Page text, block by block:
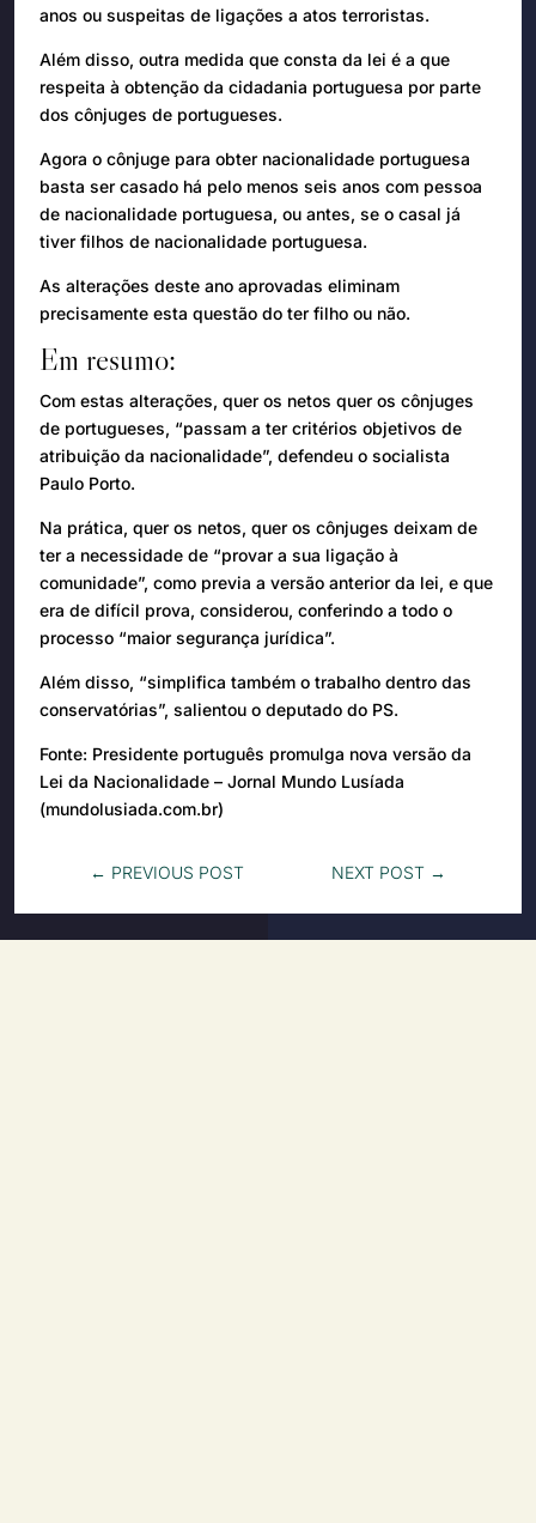
anos ou suspeitas de ligações a atos terroristas.
Além disso, outra medida que consta da lei é a que
respeita à obtenção da cidadania portuguesa por parte
dos cônjuges de portugueses.
Agora o cônjuge para obter nacionalidade portuguesa
basta ser casado há pelo menos seis anos com pessoa
de nacionalidade portuguesa, ou antes, se o casal já
tiver filhos de nacionalidade portuguesa.
As alterações deste ano aprovadas eliminam
precisamente esta questão do ter filho ou não.
Em resumo:
Com estas alterações, quer os netos quer os cônjuges
de portugueses, “passam a ter critérios objetivos de
atribuição da nacionalidade”, defendeu o socialista
Paulo Porto.
Na prática, quer os netos, quer os cônjuges deixam de
ter a necessidade de “provar a sua ligação à
comunidade”, como previa a versão anterior da lei, e que
era de difícil prova, considerou, conferindo a todo o
processo “maior segurança jurídica”.
Além disso, “simplifica também o trabalho dentro das
conservatórias”, salientou o deputado do PS.
Fonte: Presidente português promulga nova versão da
Lei da Nacionalidade – Jornal Mundo Lusíada
(mundolusiada.com.br)
← PREVIOUS POST NEXT POST →